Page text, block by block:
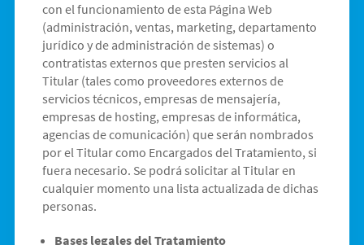
con el funcionamiento de esta Página Web
(administración, ventas, marketing, departamento
jurídico y de administración de sistemas) o
contratistas externos que presten servicios al
Titular (tales como proveedores externos de
servicios técnicos, empresas de mensajería,
empresas de hosting, empresas de informática,
agencias de comunicación) que serán nombrados
por el Titular como Encargados del Tratamiento, si
fuera necesario. Se podrá solicitar al Titular en
cualquier momento una lista actualizada de dichas
personas.
Bases legales del Tratamiento